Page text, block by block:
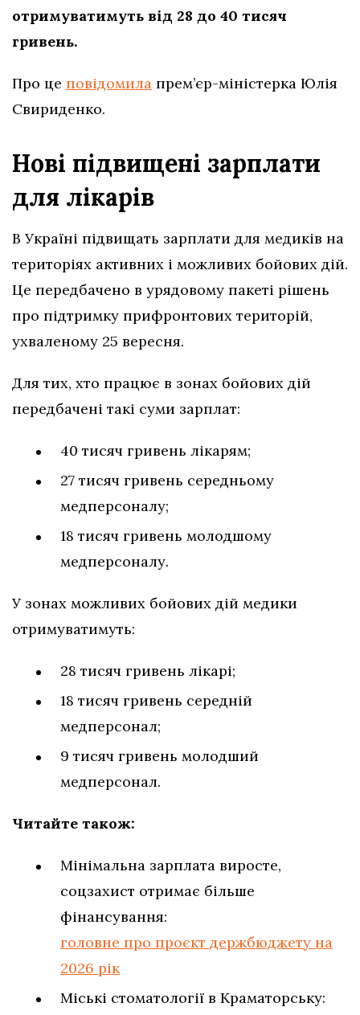
отримуватимуть від 28 до 40 тисяч
гривень.
Про це повідомила прем’єр-міністерка Юлія
Свириденко.
Нові підвищені зарплати
для лікарів
В Україні підвищать зарплати для медиків на
територіях активних і можливих бойових дій.
Це передбачено в урядовому пакеті рішень
про підтримку прифронтових територій,
ухваленому 25 вересня.
Для тих, хто працює в зонах бойових дій
передбачені такі суми зарплат:
40 тисяч гривень лікарям;
27 тисяч гривень середньому
медперсоналу;
18 тисяч гривень молодшому
медперсоналу.
У зонах можливих бойових дій медики
отримуватимуть:
28 тисяч гривень лікарі;
18 тисяч гривень середній
медперсонал;
9 тисяч гривень молодший
медперсонал.
Читайте також:
Мінімальна зарплата виросте,
соцзахист отримає більше
фінансування:
головне про проєкт держбюджету на
2026 рік
Міські стоматології в Краматорську: